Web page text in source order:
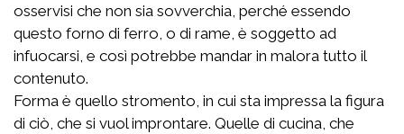
osservisi che non sia sovverchia, perché essendo
questo forno di ferro, o di rame, è soggetto ad
infuocarsi, e così potrebbe mandar in malora tutto il
contenuto.
Forma è quello stromento, in cui sta impressa la figura
di ciò, che si vuol improntare. Quelle di cucina, che